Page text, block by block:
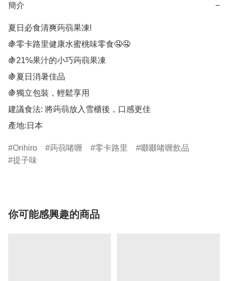
簡介 −
夏日必食清爽蒟蒻果凍!
🍇零卡路里健康水蜜桃味零食🤤🤤
🍇21%果汁的小巧蒟蒻果凍
🍇夏日消暑佳品
🍇獨立包裝，輕鬆享用
建議食法: 將蒟蒻放入雪櫃後，口感更佳
產地:日本
Orihiro 蒟蒻啫喱 零卡路里
啜啜啫喱飲品
提子味
你可能感興趣的商品